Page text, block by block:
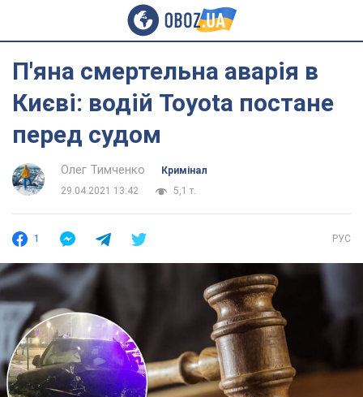
П'яна смертельна аварія в
Києві: водій Toyota постане
перед судом
Олег Тимченко
Кримінал
29.04.2021 13:42
5,1 т.
1 РУС